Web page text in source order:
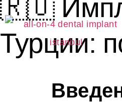
🇷🇺
Турции: